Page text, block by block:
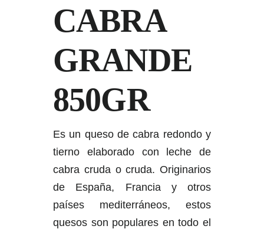
CABRA
GRANDE
850GR
Es un queso de cabra redondo y
tierno elaborado con leche de
cabra cruda o cruda. Originarios
de España, Francia y otros
países mediterráneos, estos
quesos son populares en todo el